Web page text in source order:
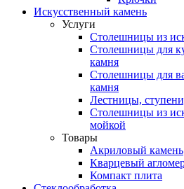
Искусственный камень
Услуги
Столешницы из
Столешницы для
камня
Столешницы для
камня
Лестницы,
Столешницы из
мойкой
Товары
Акриловый камень
Кварцевый
Компакт плита